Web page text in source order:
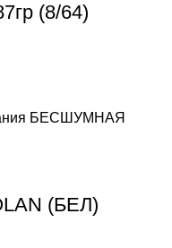
(8/64)
(БЕЛ)